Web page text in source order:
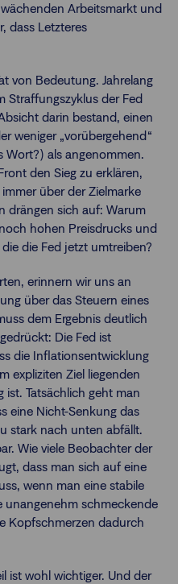
Arbeitsmarkt und
dass Letzteres
von Bedeutung. Jahrelang
Straffungszyklus der Fed
darin bestand, einen
weniger „vorübergehend“
Wort?) als angenommen.
den Sieg zu erklären,
über der Zielmarke
drängen sich auf: Warum
hohen Preisdrucks und
die Fed jetzt umtreiben?
erinnern wir uns an
über das Steuern eines
dem Ergebnis deutlich
Die Fed ist
die Inflationsentwicklung
expliziten Ziel liegenden
Tatsächlich geht man
eine Nicht-Senkung das
stark nach unten abfällt.
Wie viele Beobachter der
dass man sich auf eine
wenn man eine stabile
unangenehm schmeckende
Kopfschmerzen dadurch
ist wohl wichtiger. Und der